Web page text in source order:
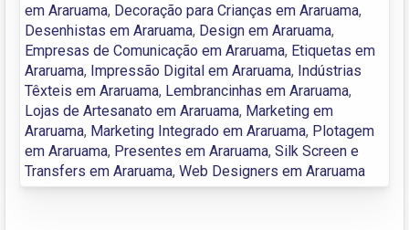
em Araruama, Decoração para Crianças em Araruama,
Desenhistas em Araruama, Design em Araruama,
Empresas de Comunicação em Araruama, Etiquetas em
Araruama, Impressão Digital em Araruama, Indústrias
Têxteis em Araruama, Lembrancinhas em Araruama,
Lojas de Artesanato em Araruama, Marketing em
Araruama, Marketing Integrado em Araruama, Plotagem
em Araruama, Presentes em Araruama, Silk Screen e
Transfers em Araruama, Web Designers em Araruama